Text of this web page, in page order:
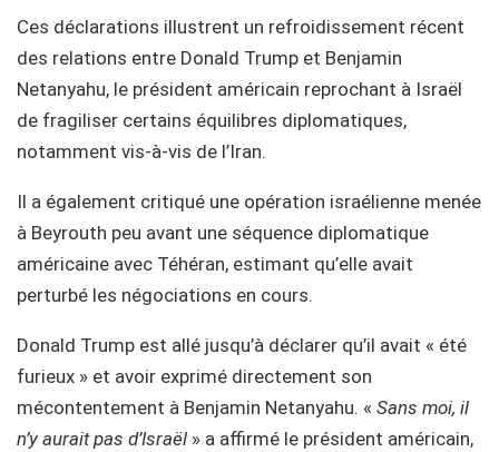
Ces déclarations illustrent un refroidissement récent
des relations entre Donald Trump et Benjamin
Netanyahu, le président américain reprochant à Israël
de fragiliser certains équilibres diplomatiques,
notamment vis-à-vis de l’Iran.
Il a également critiqué une opération israélienne menée
à Beyrouth peu avant une séquence diplomatique
américaine avec Téhéran, estimant qu’elle avait
perturbé les négociations en cours.
Donald Trump est allé jusqu’à déclarer qu’il avait « été
furieux » et avoir exprimé directement son
mécontentement à Benjamin Netanyahu. « Sans moi, il
n’y aurait pas d’Israël » a affirmé le président américain,